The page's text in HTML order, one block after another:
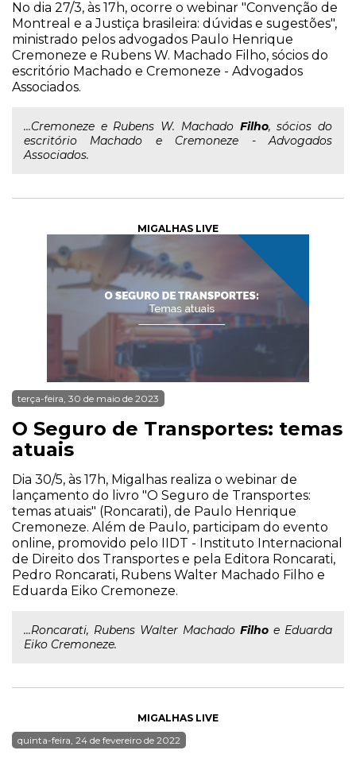
No dia 27/3, às 17h, ocorre o webinar "Convenção de
Montreal e a Justiça brasileira: dúvidas e sugestões",
ministrado pelos advogados Paulo Henrique
Cremoneze e Rubens W. Machado Filho, sócios do
escritório Machado e Cremoneze - Advogados
Associados.
...Cremoneze e Rubens W. Machado Filho, sócios do
escritório Machado e Cremoneze - Advogados
Associados.
MIGALHAS LIVE
terça-feira, 30 de maio de 2023
O Seguro de Transportes: temas
atuais
Dia 30/5, às 17h, Migalhas realiza o webinar de
lançamento do livro "O Seguro de Transportes:
temas atuais" (Roncarati), de Paulo Henrique
Cremoneze. Além de Paulo, participam do evento
online, promovido pelo IIDT - Instituto Internacional
de Direito dos Transportes e pela Editora Roncarati,
Pedro Roncarati, Rubens Walter Machado Filho e
Eduarda Eiko Cremoneze.
...Roncarati, Rubens Walter Machado Filho e Eduarda
Eiko Cremoneze.
MIGALHAS LIVE
quinta-feira, 24 de fevereiro de 2022